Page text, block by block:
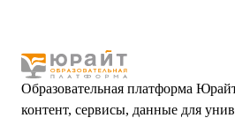
Образовательная платформа
контент, сервисы, данные для